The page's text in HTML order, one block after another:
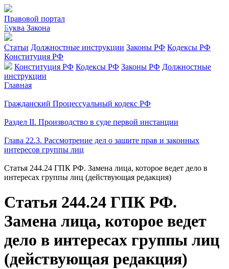
Правовой портал
Буква Закона
Статьи Должностные инструкции Законы РФ Кодексы РФ
Конституция РФ
Конституция РФ Кодексы РФ Законы РФ Должностные
инструкции
Главная
Гражданский Процессуальный кодекс РФ
Раздел II. Производство в суде первой инстанции
Глава 22.3. Рассмотрение дел о защите прав и законных
интересов группы лиц
Статья 244.24 ГПК РФ. Замена лица, которое ведет дело в
интересах группы лиц (действующая редакция)
Статья 244.24 ГПК РФ.
Замена лица, которое ведет
дело в интересах группы лиц
(действующая редакция)